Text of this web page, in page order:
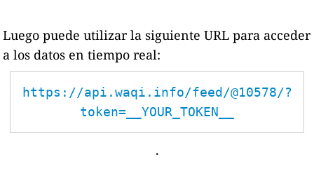
Luego puede utilizar la siguiente URL para acceder
a los datos en tiempo real:
https://api.waqi.info/feed/@10578/?
token=__YOUR_TOKEN__
.